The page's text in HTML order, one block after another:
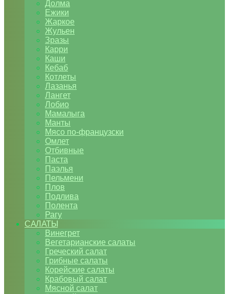
Долма
Ежики
Жаркое
Жульен
Зразы
Карри
Каши
Кебаб
Котлеты
Лазанья
Лангет
Лобио
Мамалыга
Манты
Мясо по-французски
Омлет
Отбивные
Паста
Паэлья
Пельмени
Плов
Подлива
Полента
Рагу
САЛАТЫ
Винегрет
Вегетарианские салаты
Греческий салат
Грибные салаты
Корейские салаты
Крабовый салат
Мясной салат